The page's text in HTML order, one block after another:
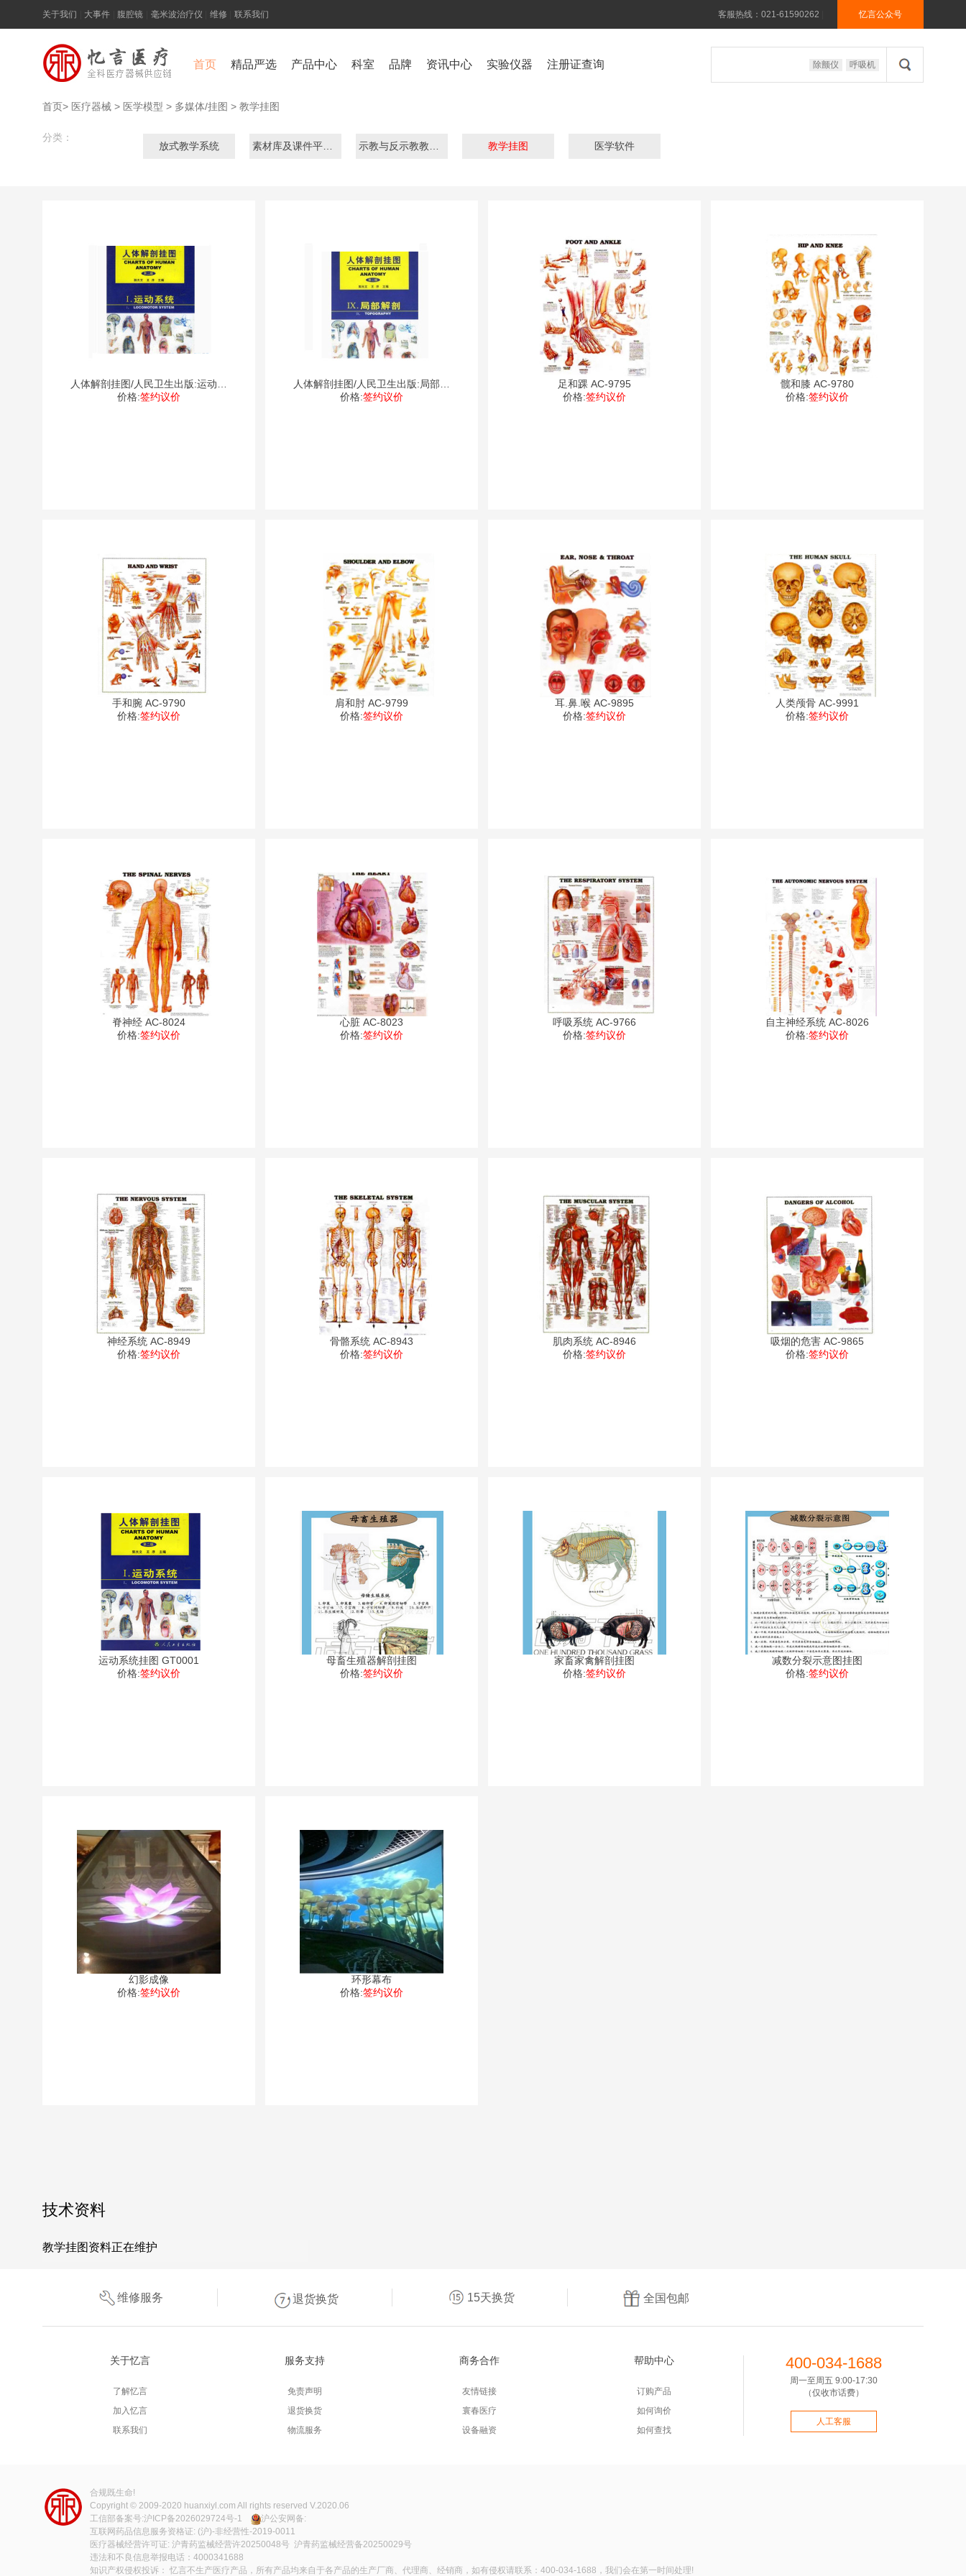
关于我们 大事件 腹腔镜 毫米波治疗仪 维修 联系我们 客服热线：021-61590262 忆言公众号
首页 精品严选 产品中心 科室 品牌 资讯中心 实验仪器 注册证查询 除颤仪 呼吸机
首页> 医疗器械 > 医学模型 > 多媒体/挂图 > 教学挂图
分类：
放式教学系统 教学挂图 医学软件
人体解剖挂图/人民卫生出版:运动系
统
价格:签约议价
人体解剖挂图/人民卫生出版:局部解
剖
价格:签约议价
足和踝 AC-9795
价格:签约议价
髋和膝 AC-9780
价格:签约议价
手和腕 AC-9790
价格:签约议价
肩和肘 AC-9799
价格:签约议价
耳.鼻.喉 AC-9895
价格:签约议价
人类颅骨 AC-9991
价格:签约议价
脊神经 AC-8024
价格:签约议价
心脏 AC-8023
价格:签约议价
呼吸系统 AC-9766
价格:签约议价
自主神经系统 AC-8026
价格:签约议价
神经系统 AC-8949
价格:签约议价
骨骼系统 AC-8943
价格:签约议价
肌肉系统 AC-8946
价格:签约议价
吸烟的危害 AC-9865
价格:签约议价
运动系统挂图 GT0001
价格:签约议价
母畜生殖器解剖挂图
价格:签约议价
家畜家禽解剖挂图
价格:签约议价
减数分裂示意图挂图
价格:签约议价
幻影成像
价格:签约议价
环形幕布
价格:签约议价
技术资料
教学挂图资料正在维护
维修服务 退货换货 15天换货 全国包邮
关于忆言
了解忆言
加入忆言
联系我们
服务支持
免责声明
退货换货
物流服务
商务合作
友情链接
寰春医疗
设备融资
帮助中心
订购产品
如何询价
如何查找
400-034-1688
周一至周五 9:00-17:30
（仅收市话费）
人工客服
合规既生命!
Copyright © 2009-2020 huanxiyl.com All rights reserved V.2020.06
工信部备案号:沪ICP备2026029724号-1
沪公安网备:
互联网药品信息服务资格证: (沪)-非经营性-2019-0011
医疗器械经营许可证: 沪青药监械经营许20250048号 沪青药监械经营备20250029号
违法和不良信息举报电话：4000341688
知识产权侵权投诉： 忆言不生产医疗产品，所有产品均来自于各产品的生产厂商、代理商、经销商，如有侵权请联系：400-034-1688，我们会在第一时间处理!